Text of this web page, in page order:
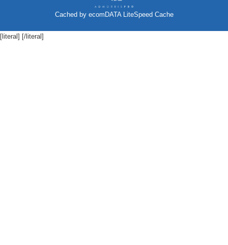
Cached by ecomDATA LiteSpeed Cache
[literal] [/literal]